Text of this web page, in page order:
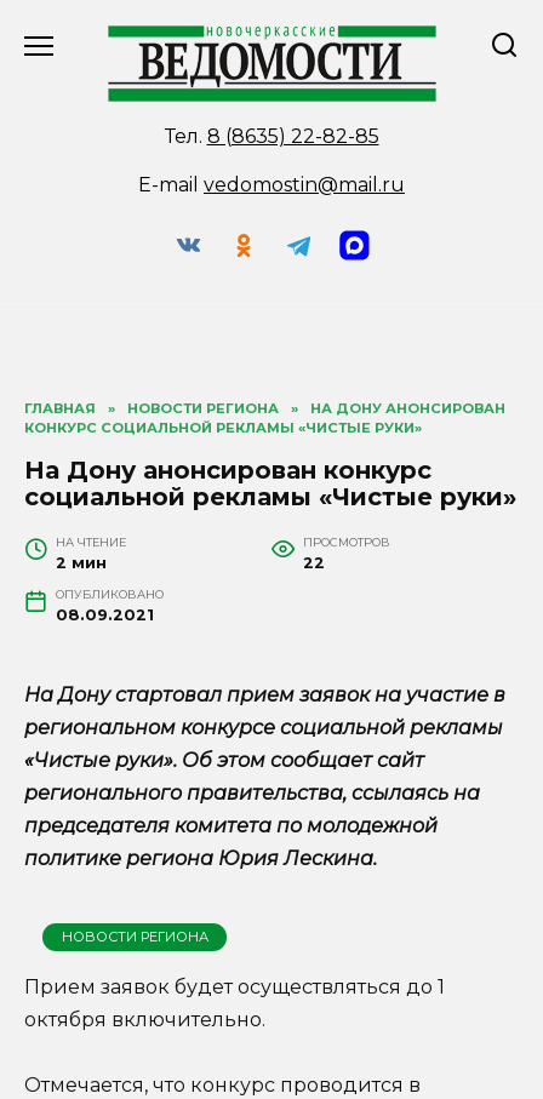
Тел. 8 (8635) 22-82-85
E-mail vedomostin@mail.ru
ГЛАВНАЯ » НОВОСТИ РЕГИОНА »
НА ДОНУ АНОНСИРОВАН
КОНКУРС СОЦИАЛЬНОЙ РЕКЛАМЫ «ЧИСТЫЕ РУКИ»
На Дону анонсирован конкурс
социальной рекламы «Чистые руки»
НА ЧТЕНИЕ
2 мин
ПРОСМОТРОВ
22
ОПУБЛИКОВАНО
08.09.2021
На Дону стартовал прием заявок на участие в
региональном конкурсе социальной рекламы
«Чистые руки». Об этом сообщает сайт
регионального правительства, ссылаясь на
председателя комитета по молодежной
политике региона Юрия Лескина.
НОВОСТИ РЕГИОНА
Прием заявок будет осуществляться до 1
октября включительно.
Отмечается, что конкурс проводится в